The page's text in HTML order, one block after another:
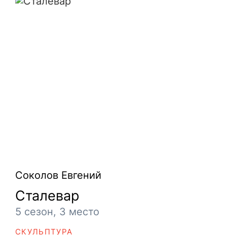
Соколов Евгений
Сталевар
5 сезон, 3 место
СКУЛЬПТУРА